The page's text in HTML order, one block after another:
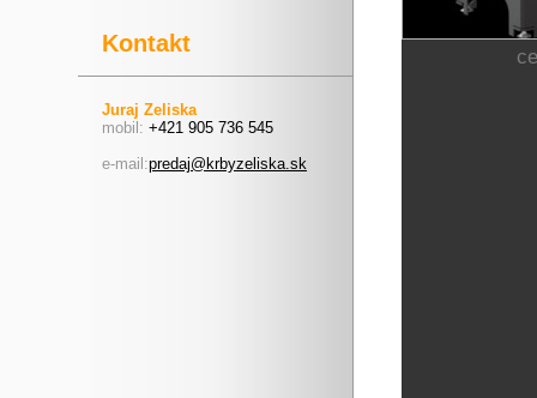
Kontakt
Juraj Zeliska
mobil: +421 905 736 545
e-mail:predaj@krbyzeliska.sk